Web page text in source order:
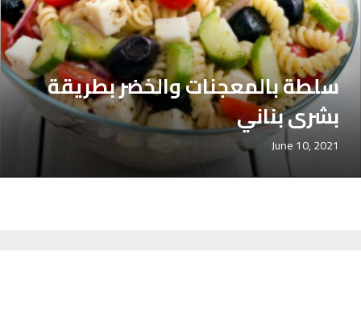
سلطة بالمعجنات والخضر بطريقة
بشرى بناني
June 10, 2021